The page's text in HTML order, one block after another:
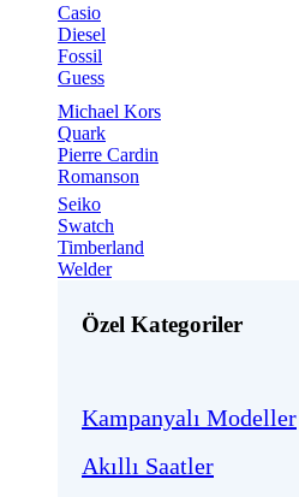
Casio
Diesel
Fossil
Guess
Michael Kors
Quark
Pierre Cardin
Romanson
Seiko
Swatch
Timberland
Welder
Özel Kategoriler
Kampanyalı Modeller
Akıllı Saatler